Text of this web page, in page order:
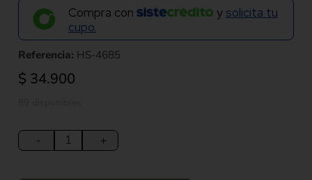
Compra con y solicita tu
cupo.
Referencia: HS-4685
$ 34.900
-
Castor
23
+